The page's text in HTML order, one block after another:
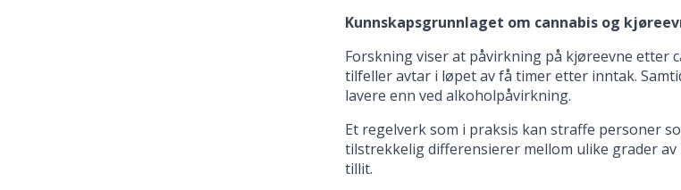
Kunnskapsgrunnlaget om cannabis og
Forskning viser at påvirkning på kjøreevne etter
tilfeller avtar i løpet av få timer etter inntak.
lavere enn ved alkoholpåvirkning.
Et regelverk som i praksis kan straffe personer
tilstrekkelig differensierer mellom ulike grader
tillit.